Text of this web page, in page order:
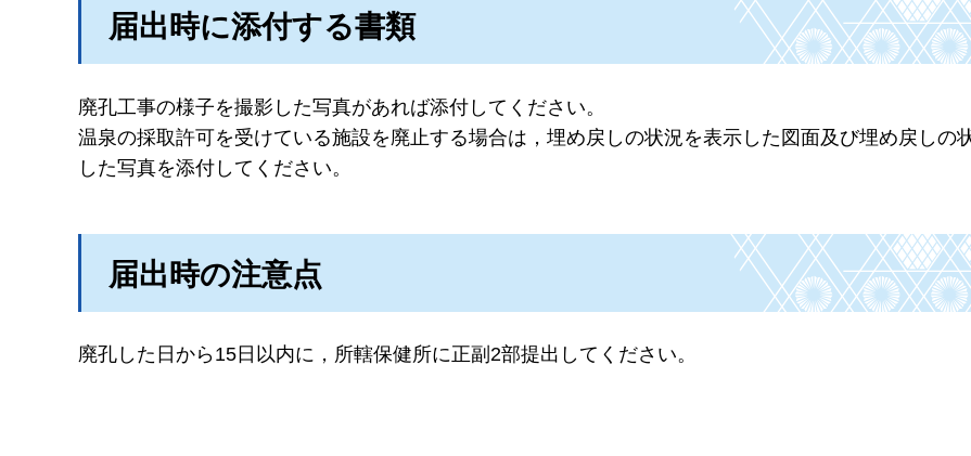
届出時に添付する書類
廃孔工事の様子を撮影した写真があれば添付してください。
温泉の採取許可を受けている施設を廃止する場合は，埋め戻しの状況を表示した図面及び埋め戻しの
した写真を添付してください。
届出時の注意点
廃孔した日から15日以内に，所轄保健所に正副2部提出してください。